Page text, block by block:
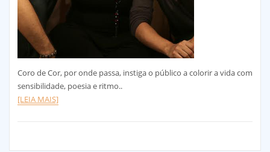
Coro de Cor, por onde passa, instiga o público a colorir a vida com
sensibilidade, poesia e ritmo..
[LEIA MAIS]